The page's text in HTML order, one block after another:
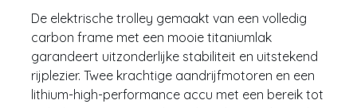
De elektrische trolley gemaakt van een volledig
carbon frame met een mooie titaniumlak
garandeert uitzonderlijke stabiliteit en uitstekend
rijplezier. Twee krachtige aandrijfmotoren en een
lithium-high-performance accu met een bereik tot